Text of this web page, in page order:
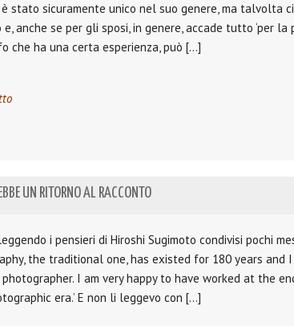
è stato sicuramente unico nel suo genere, ma talvolta
anche se per gli sposi, in genere, accade tutto ‘per la
che ha una certa esperienza, può […]
UN RITORNO AL RACCONTO
i pensieri di Hiroshi Sugimoto condivisi pochi
the traditional one, has existed for 180 years and
photographer. I am very happy to have worked at the
era.’ E non li leggevo con […]